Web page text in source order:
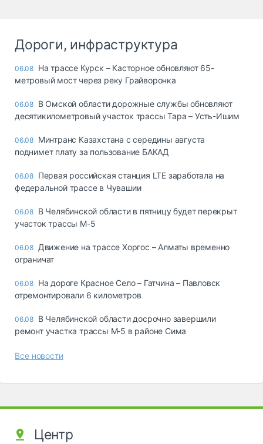
Дороги, инфраструктура
06.08 На трассе Курск – Касторное обновляют 65-
метровый мост через реку Грайворонка
06.08 В Омской области дорожные службы обновляют
десятикилометровый участок трассы Тара – Усть-Ишим
06.08 Минтранс Казахстана с середины августа
поднимет плату за пользование БАКАД
06.08 Первая российская станция LTE заработала на
федеральной трассе в Чувашии
06.08 В Челябинской области в пятницу будет перекрыт
участок трассы М-5
06.08 Движение на трассе Хоргос – Алматы временно
ограничат
06.08 На дороге Красное Село – Гатчина – Павловск
отремонтировали 6 километров
06.08 В Челябинской области досрочно завершили
ремонт участка трассы М‑5 в районе Сима
Все новости
Центр